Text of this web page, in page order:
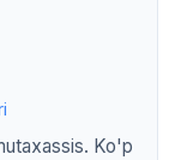
Ko'p